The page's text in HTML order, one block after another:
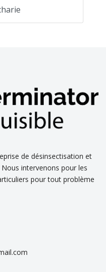
de désinsectisation et
intervenons pour les
pour tout problème